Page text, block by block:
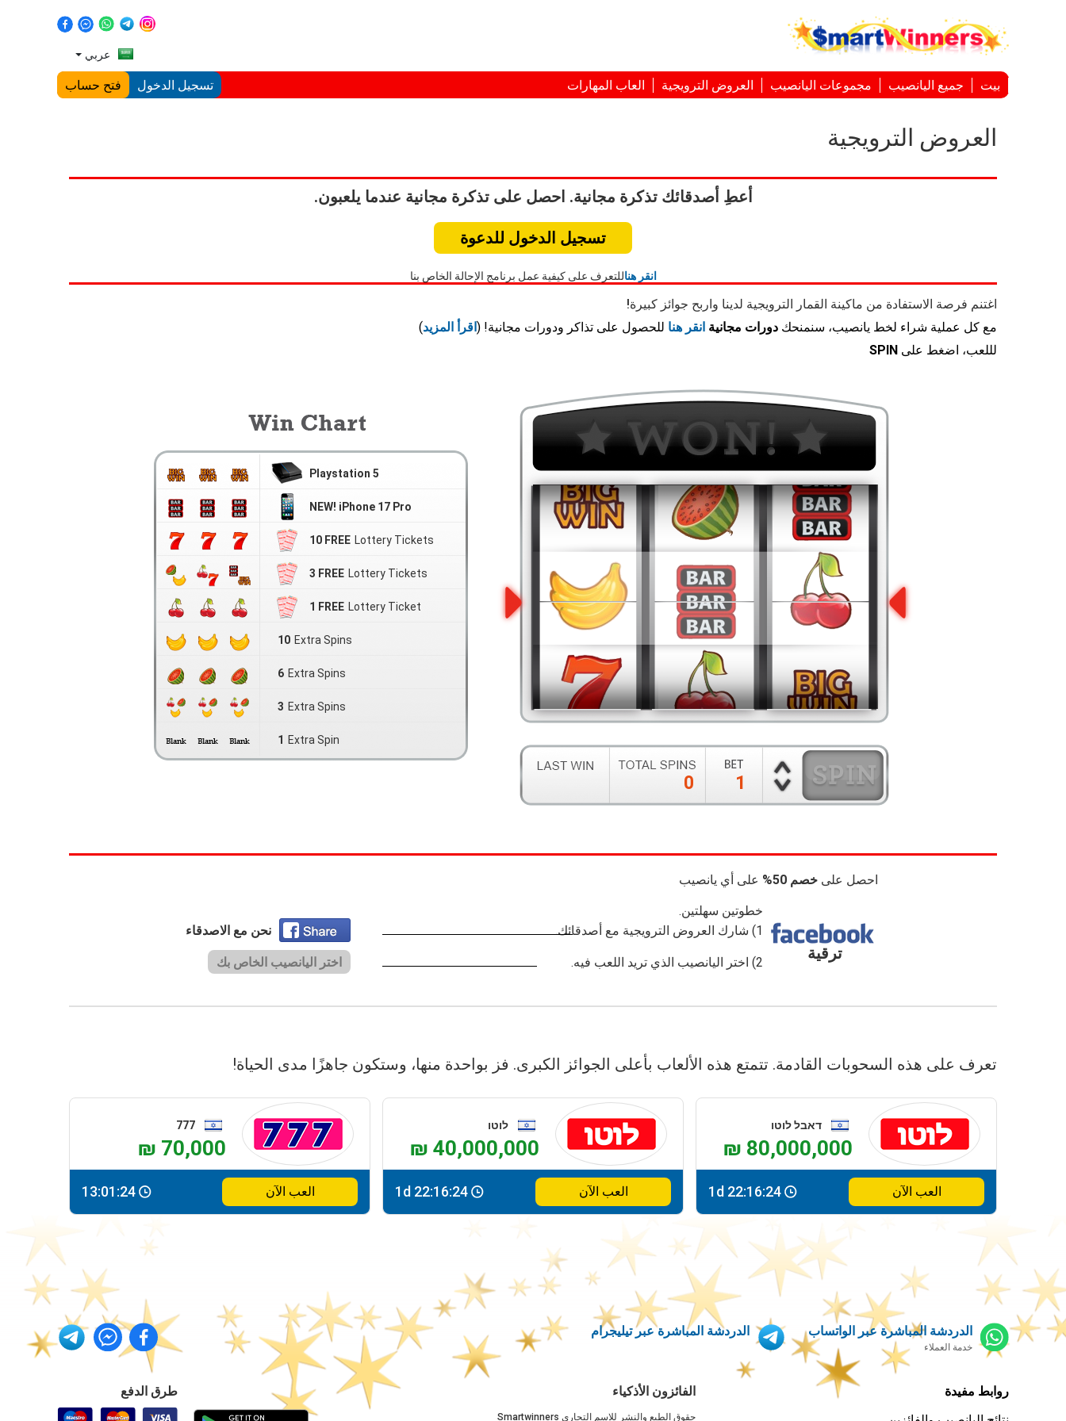
عربي
بيت جميع اليانصيب مجموعات اليانصيب العروض الترويجية العاب المهارات تسجيل الدخول فتح حساب
العروض الترويجية
أعطِ أصدقائك تذكرة مجانية. احصل على تذكرة مجانية عندما يلعبون.
تسجيل الدخول للدعوة
انقر هناللتعرف على كيفية عمل برنامج الإحالة الخاص بنا
اغتنم فرصة الاستفادة من ماكينة القمار الترويجية لدينا واربح جوائز كبيرة!
مع كل عملية شراء لخط يانصيب، سنمنحك دورات مجانية انقر هنا للحصول على تذاكر ودورات مجانية! (اقرأ المزيد)
لللعب، اضغط على SPIN
احصل على خصم 50% على أي يانصيب
ترقية
خطوتين سهلتين.
1) شارك العروض الترويجية مع أصدقائك.
نحن مع الاصدقاء
2) اختر اليانصيب الذي تريد اللعب فيه. اختر اليانصيب الخاص بك
تعرف على هذه السحوبات القادمة. تتمتع هذه الألعاب بأعلى الجوائز الكبرى. فز بواحدة منها، وستكون جاهزًا مدى الحياة!
דאבל לוטו
₪ 80,000,000
العب الآن 1d 22:16:24
לוטו
₪ 40,000,000
العب الآن 1d 22:16:24
777
₪ 70,000
العب الآن 13:01:24
الدردشة المباشرة عبر الواتساب
خدمة العملاء
الدردشة المباشرة عبر تيليجرام
روابط مفيدة
الفائزون الأذكياء
حقوق الطبع والنشر للاسم التجاري Smartwinners
طرق الدفع